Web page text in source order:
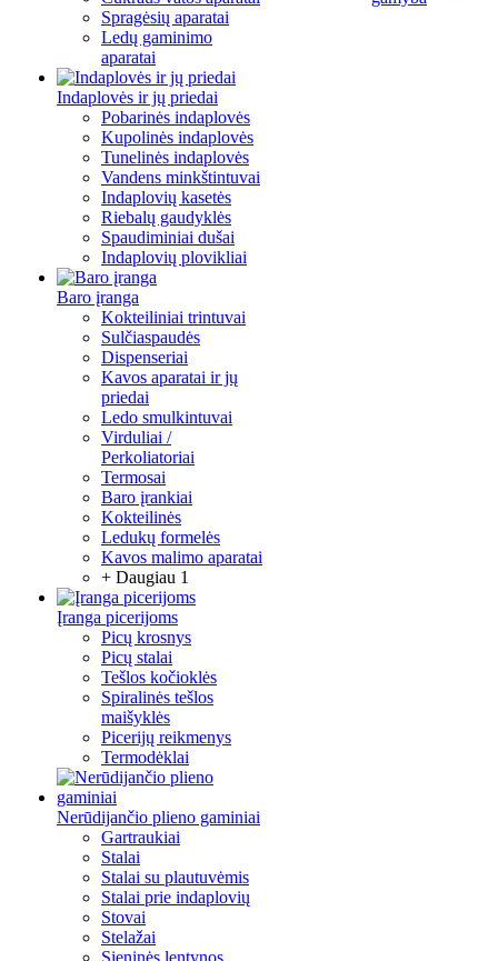
Spragėsių aparatai
Ledų gaminimo
aparatai
Indaplovės ir jų priedai
Pobarinės indaplovės
Kupolinės indaplovės
Tunelinės indaplovės
Vandens minkštintuvai
Indaplovių kasetės
Riebalų gaudyklės
Spaudiminiai dušai
Indaplovių plovikliai
Baro įranga
Kokteiliniai trintuvai
Sulčiaspaudės
Dispenseriai
Kavos aparatai ir jų
priedai
Ledo smulkintuvai
Virduliai /
Perkoliatoriai
Termosai
Baro įrankiai
Kokteilinės
Ledukų formelės
Kavos malimo aparatai
+ Daugiau 1
Įranga picerijoms
Picų krosnys
Picų stalai
Tešlos kočioklės
Spiralinės tešlos
maišyklės
Picerijų reikmenys
Termodėklai
Nerūdijančio plieno gaminiai
Gartraukiai
Stalai
Stalai su plautuvėmis
Stalai prie indaplovių
Stovai
Stelažai
Sieninės lentynos